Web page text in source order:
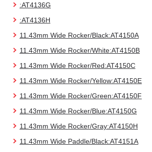
:AT4136G
:AT4136H
11.43mm Wide Rocker/Black:AT4150A
11.43mm Wide Rocker/White:AT4150B
11.43mm Wide Rocker/Red:AT4150C
11.43mm Wide Rocker/Yellow:AT4150E
11.43mm Wide Rocker/Green:AT4150F
11.43mm Wide Rocker/Blue:AT4150G
11.43mm Wide Rocker/Gray:AT4150H
11.43mm Wide Paddle/Black:AT4151A